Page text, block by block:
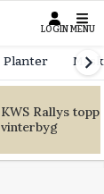
LOGIN MENU
Planter
KWS Rallys
vinterbyg